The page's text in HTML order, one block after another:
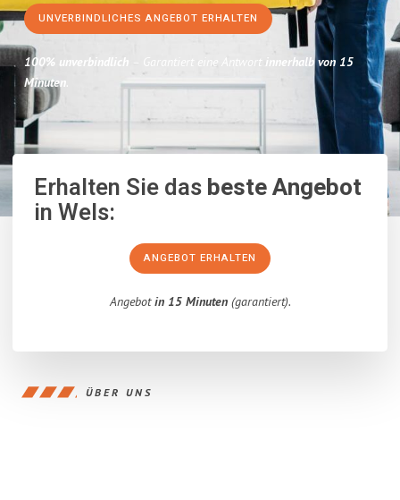
UNVERBINDLICHES ANGEBOT ERHALTEN
100% unverbindlich – Garantiert eine Antwort innerhalb von 15
Minuten.
Erhalten Sie dasbeste Angebot
in Wels:
ANGEBOT ERHALTEN
Angebotin 15 Minuten(garantiert).
ÜBER UNS